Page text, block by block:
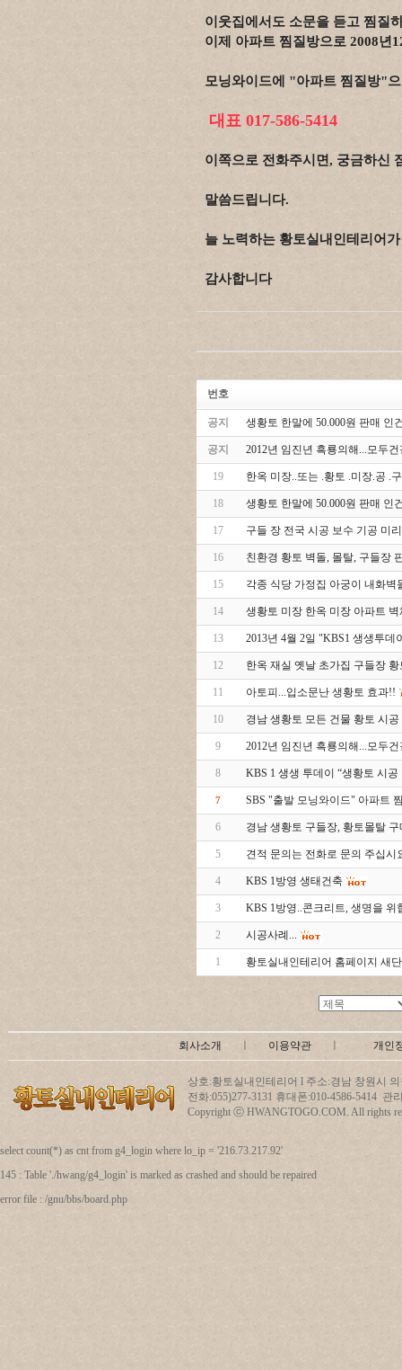
이웃집에서도 소문을 듣고 찜질
이제 아파트 찜질방으로 2008년
모닝와이드에 "아파트 찜질방"
대표 017-586-5414
이쪽으로 전화주시면, 궁금하신
말씀드립니다.
늘 노력하는 황토실내인테리어
감사합니다
번호
공지 생황토 한말에 50.000원 판매 인
공지 2012년 임진년 흑룡의해...모두
19 한옥 미장..또는 .황토 .미장.공 .
18 생황토 한말에 50.000원 판매 인
17 구들 장 전국 시공 보수 기공 미
16 친환경 황토 벽돌, 몰탈, 구들장
15 각종 식당 가정집 아궁이 내화
14 생황토 미장 한옥 미장 아파트
13 2013년 4월 2일 "KBS1 생생투데
12 한옥 재실 옛날 초가집 구들장
11 아토피...입소문난 생황토 효과!!
10 경남 생황토 모든 건물 황토 시
9 2012년 임진년 흑룡의해...모두
8 KBS 1 생생 투데이 “생황토 시공
7 SBS "출발 모닝와이드" 아파트
6 경남 생황토 구들장, 황토몰탈
5 견적 문의는 전화로 문의 주십시
4 KBS 1방영 생태건축
3 KBS 1방영..콘크리트, 생명을 위
2 시공사례...
1 황토실내인테리어 홈페이지 새
회사소개 이용약관 개인
상호:황토실내인테리어 l 주소:경남 창원시
전화:055)277-3131 휴대폰:010-4586-5414 관
Copyright ⓒ HWANGTOGO.COM. All rights
select count(*) as cnt from g4_login where lo_ip = '216.73.217.92'
145 : Table './hwang/g4_login' is marked as crashed and should be repaired
error file : /gnu/bbs/board.php